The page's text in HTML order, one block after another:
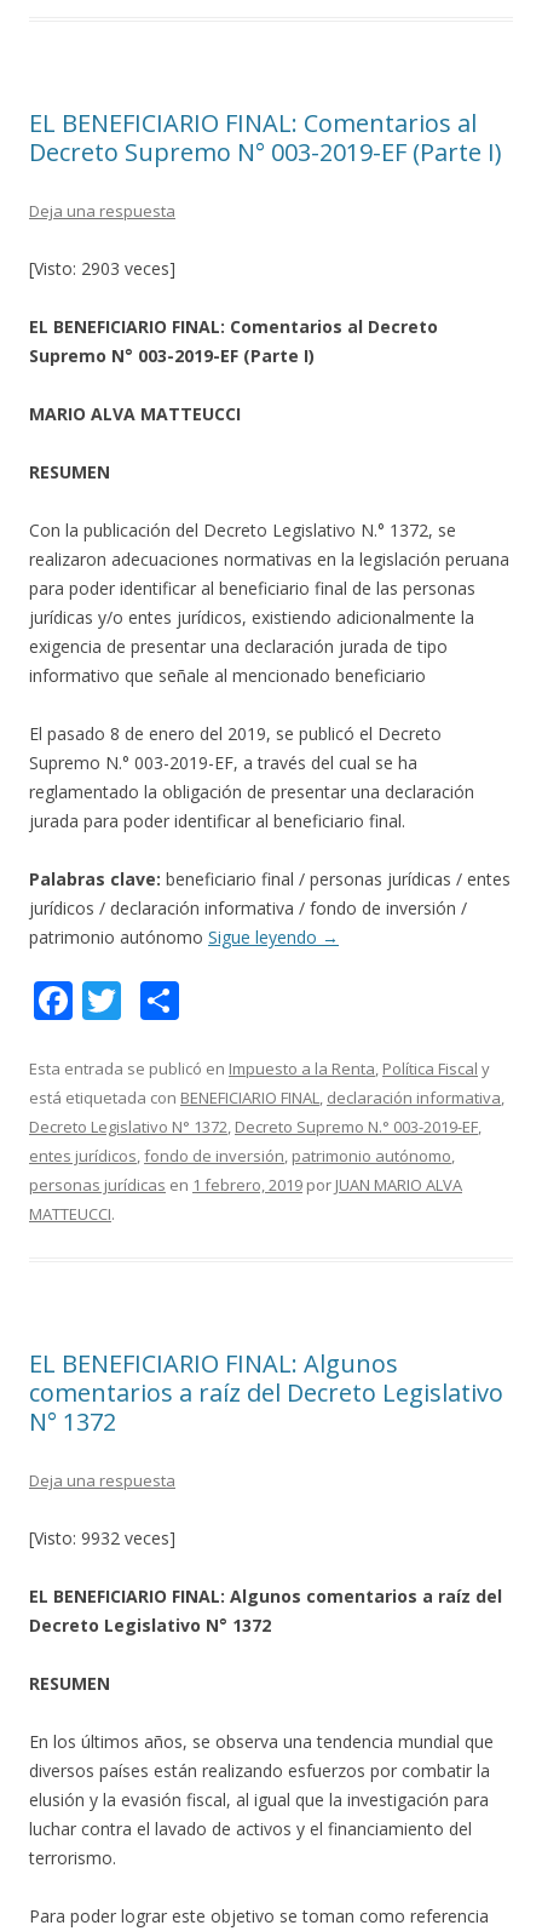
EL BENEFICIARIO FINAL: Comentarios al
Decreto Supremo N° 003-2019-EF (Parte I)
Deja una respuesta
[Visto: 2903 veces]
EL BENEFICIARIO FINAL: Comentarios al Decreto
Supremo N° 003-2019-EF (Parte I)
MARIO ALVA MATTEUCCI
RESUMEN
Con la publicación del Decreto Legislativo N.° 1372, se
realizaron adecuaciones normativas en la legislación peruana
para poder identificar al beneficiario final de las personas
jurídicas y/o entes jurídicos, existiendo adicionalmente la
exigencia de presentar una declaración jurada de tipo
informativo que señale al mencionado beneficiario
El pasado 8 de enero del 2019, se publicó el Decreto
Supremo N.° 003-2019-EF, a través del cual se ha
reglamentado la obligación de presentar una declaración
jurada para poder identificar al beneficiario final.
Palabras clave: beneficiario final / personas jurídicas / entes
jurídicos / declaración informativa / fondo de inversión /
patrimonio autónomo Sigue leyendo →
F
e
b
o
o
k
T
itt
er
m
p
ar
ti
Esta entrada se publicó en Impuesto a la Renta, Política Fiscal y
está etiquetada con BENEFICIARIO FINAL, declaración informativa,
Decreto Legislativo N° 1372, Decreto Supremo N.° 003-2019-EF,
entes jurídicos,fondo de inversión, patrimonio autónomo,
personas jurídicas en 1 febrero, 2019 por JUAN MARIO ALVA
MATTEUCCI.
EL BENEFICIARIO FINAL: Algunos
comentarios a raíz del Decreto Legislativo
N° 1372
Deja una respuesta
[Visto: 9932 veces]
EL BENEFICIARIO FINAL: Algunos comentarios a raíz del
Decreto Legislativo N° 1372
RESUMEN
En los últimos años, se observa una tendencia mundial que
diversos países están realizando esfuerzos por combatir la
elusión y la evasión fiscal, al igual que la investigación para
luchar contra el lavado de activos y el financiamiento del
terrorismo.
Para poder lograr este objetivo se toman como referencia